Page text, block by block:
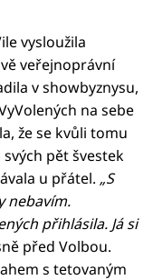
vysloužila
veřejnoprávní
v showbyznysu,
na sebe
že se kvůli tomu
pět švestek
u přátel. „S
nebavím.
přihlásila. Já si
před Volbou.
s tetovaným